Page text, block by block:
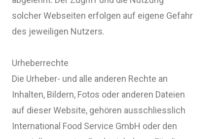
solcher Webseiten erfolgen auf eigene Gefahr
des jeweiligen Nutzers.
Urheberrechte
Die Urheber- und alle anderen Rechte an
Inhalten, Bildern, Fotos oder anderen Dateien
auf dieser Website, gehören ausschliesslich
International Food Service GmbH oder den